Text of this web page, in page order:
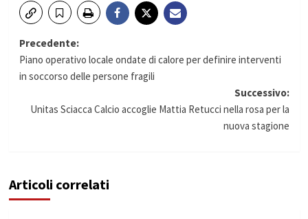
Navigazione
articolo
Precedente:
Piano operativo locale ondate di calore per definire interventi
in soccorso delle persone fragili
Successivo:
Unitas Sciacca Calcio accoglie Mattia Retucci nella rosa per la
nuova stagione
Articoli correlati